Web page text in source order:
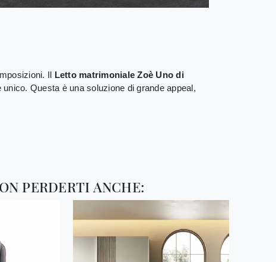
Il Letto matrimoniale Zoè Uno di
Questa è una soluzione di grande appeal,
PERDERTI ANCHE: